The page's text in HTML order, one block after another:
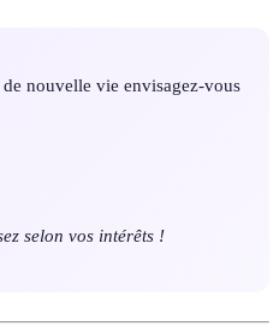
nouvelle vie envisagez-vous
selon vos intérêts !